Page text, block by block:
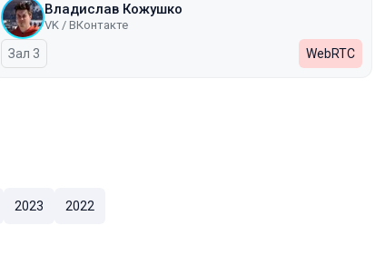
Владислав Кожушко
VK / ВКонтакте
Зал 3 WebRTC
2023 2022